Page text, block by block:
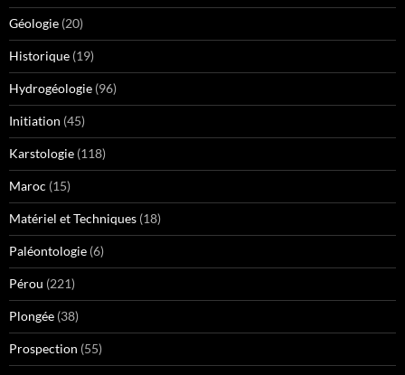
Géologie (20)
Historique (19)
Hydrogéologie (96)
Initiation (45)
Karstologie (118)
Maroc (15)
Matériel et Techniques (18)
Paléontologie (6)
Pérou (221)
Plongée (38)
Prospection (55)